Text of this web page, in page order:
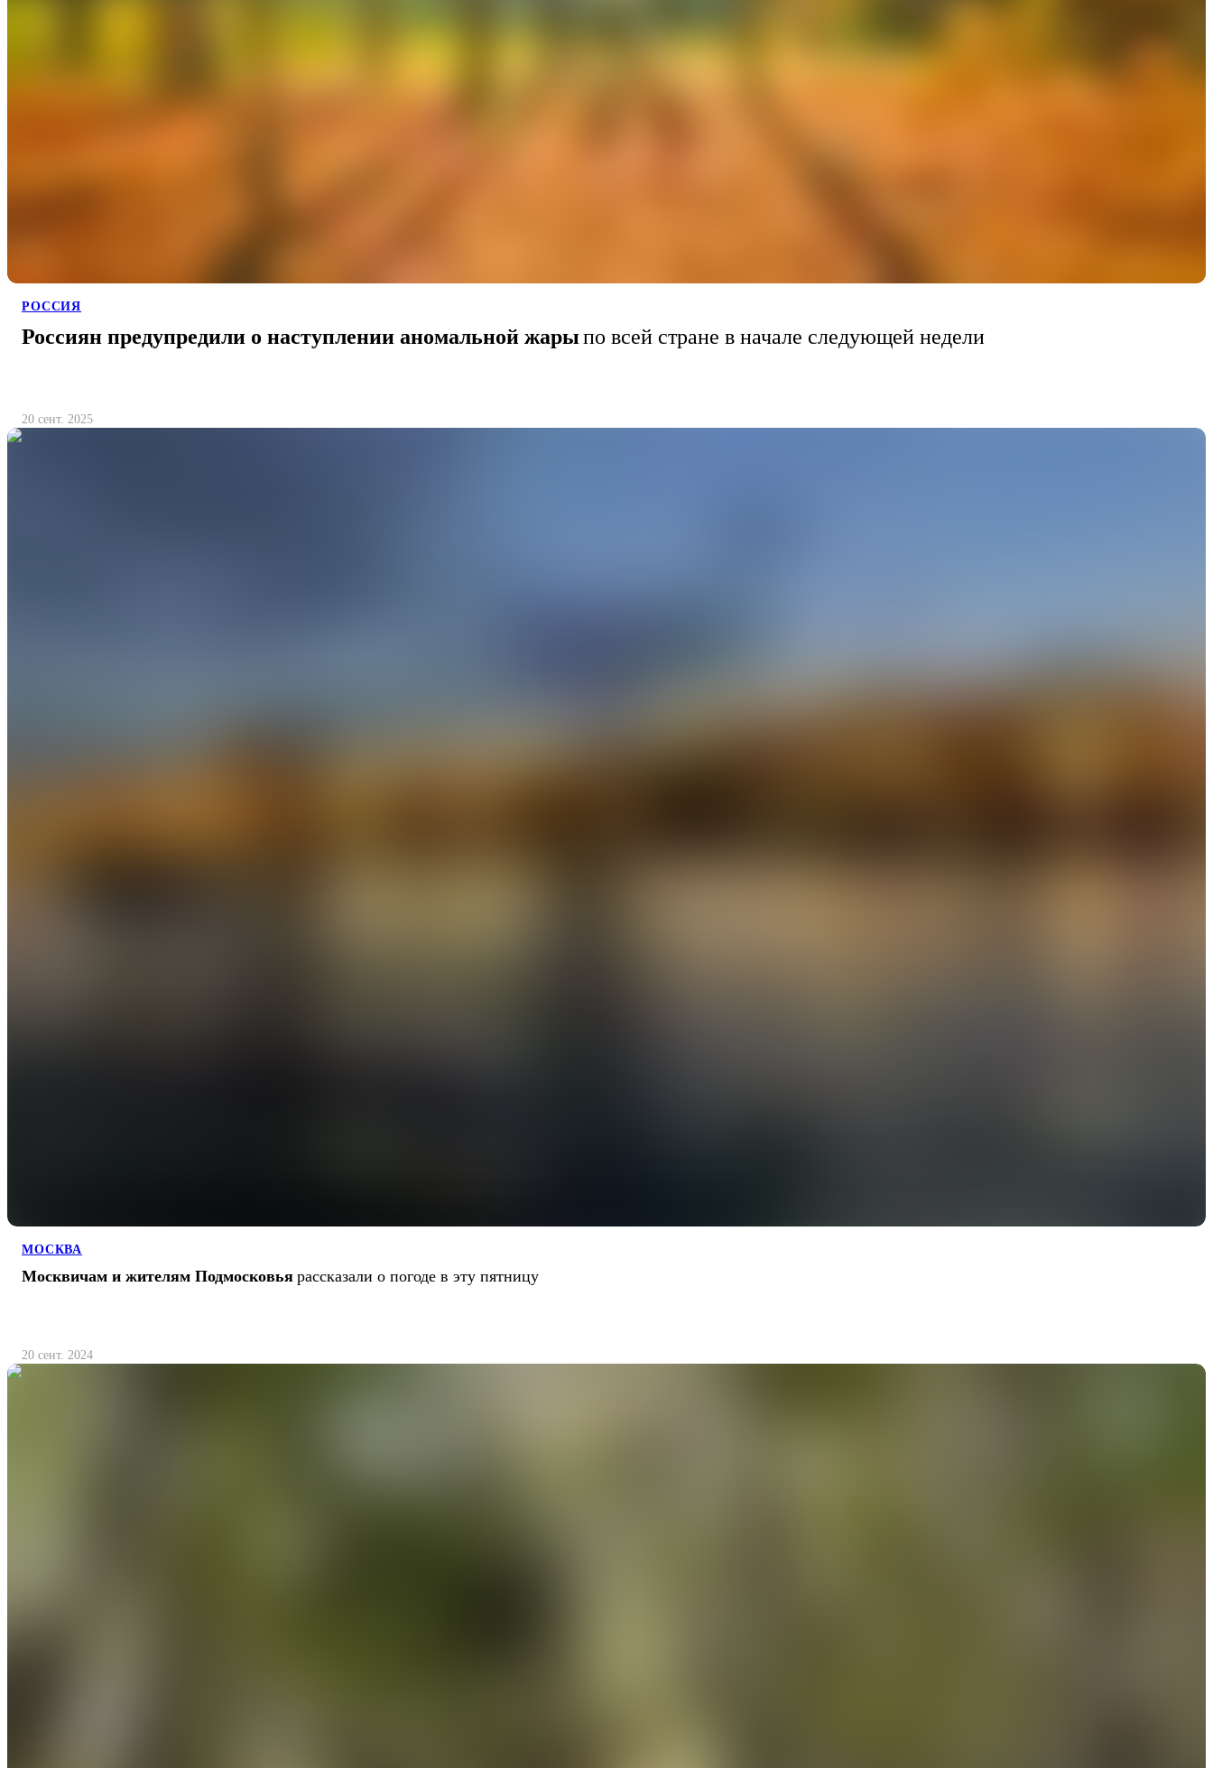
РОССИЯ
Россиян предупредили о наступлении аномальной жарыпо всей стране в начале следующей недели
20 сент. 2025
МОСКВА
Москвичам и жителям Подмосковья рассказали о погоде в эту пятницу
20 сент. 2024